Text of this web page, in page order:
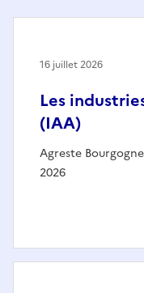
Les
(IAA)
Agreste
2026
16 juillet 2026